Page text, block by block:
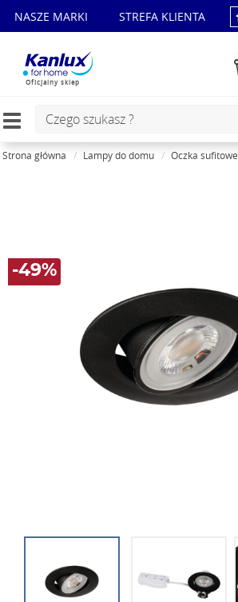
NASZE MARKI STREFA KLIENTA
Oficjalny sklep
Toggle
Strona główna Lampy do domu Oczka sufitowe
-49%